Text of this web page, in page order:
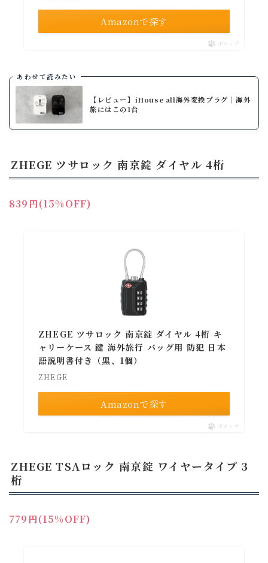
Amazonで探す
ポチップ
あわせて読みたい
【レビュー】iHouse all海外変換プラグ│海外
旅にはこの1台
ZHEGE ツサロック 南京錠 ダイヤル 4桁
839円(15%OFF)
ZHEGE ツサロック 南京錠 ダイヤル 4桁 キ
ャリーケース 鍵 海外旅行 バッグ用 防犯 日本
語説明書付き（黒、1個）
ZHEGE
Amazonで探す
ポチップ
ZHEGE TSAロック 南京錠 ワイヤータイプ 3
桁
779円(15%OFF)